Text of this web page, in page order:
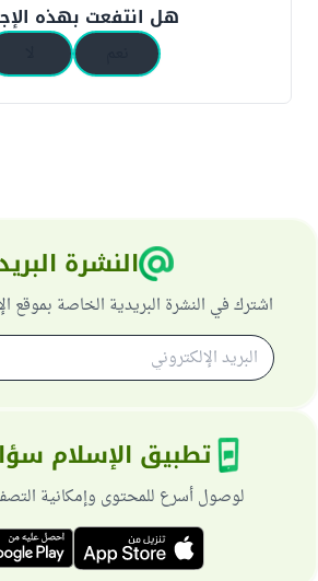
هل انتفعت بهذه
النشرة
اشترك في النشرة البريدية الخاصة بموقع
تطبيق الإسلام
لوصول أسرع للمحتوى وإمكانية